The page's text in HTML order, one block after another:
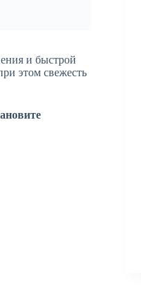
и быстрой
этом свежесть